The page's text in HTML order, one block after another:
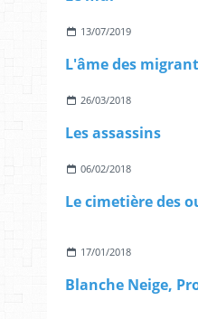
13/07/2019
26/03/2018
Les assassins
06/02/2018
Le cimetière des
17/01/2018